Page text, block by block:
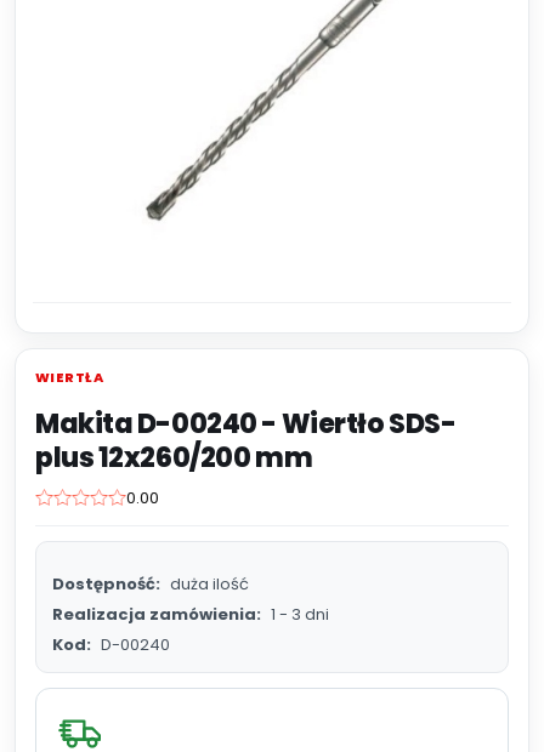
WIERTŁA
Makita D-00240 - Wiertło SDS-
plus 12x260/200 mm
0.00
Dostępność: duża ilość
Realizacja zamówienia: 1 - 3 dni
Kod: D-00240